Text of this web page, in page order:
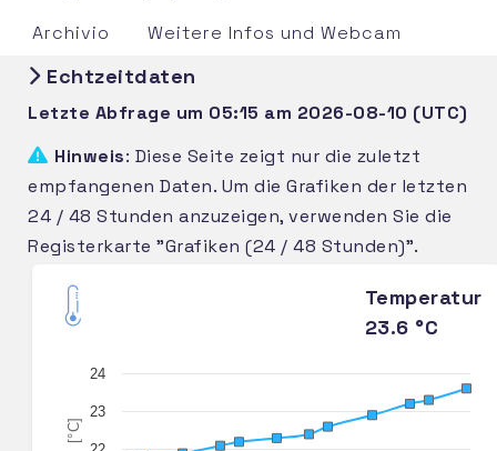
Archivio
Weitere Infos und Webcam
Echtzeitdaten
Letzte Abfrage um 05:15 am 2026-08-10 (UTC)
Hinweis: Diese Seite zeigt nur die zuletzt
empfangenen Daten. Um die Grafiken der letzten
24 / 48 Stunden anzuzeigen, verwenden Sie die
Registerkarte "Grafiken (24 / 48 Stunden)".
Temperatur
23.6 °C
[°C]
23
24